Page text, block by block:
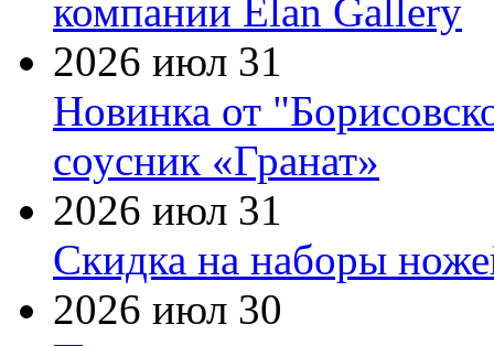
компании Elan Gallery
2026 июл 31
Новинка от
соусник «Гранат»
2026 июл 31
Скидка на наборы
2026 июл 30